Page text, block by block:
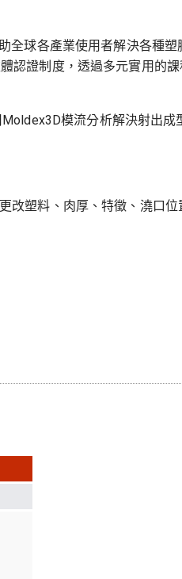
全球各產業使用者解決各種
認證制度，透過多元實用的
模流分析解決射出成
改塑料、肉厚、特徵、澆口